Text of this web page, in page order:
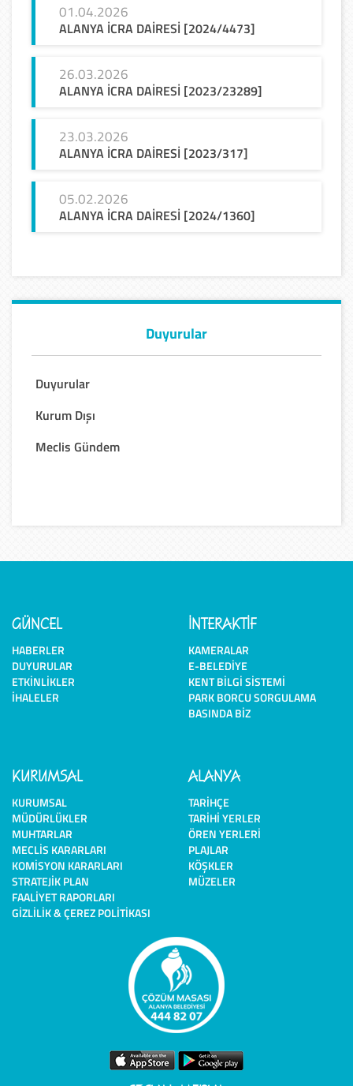
01.04.2026
ALANYA İCRA DAİRESİ [2024/4473]
26.03.2026
ALANYA İCRA DAİRESİ [2023/23289]
23.03.2026
ALANYA İCRA DAİRESİ [2023/317]
05.02.2026
ALANYA İCRA DAİRESİ [2024/1360]
Duyurular
Duyurular
Kurum Dışı
Meclis Gündem
GÜNCEL
HABERLER
DUYURULAR
ETKINLIKLER
İHALELER
İNTERAKTİF
KAMERALAR
E-BELEDIYE
KENT BILGI SISTEMI
PARK BORCU SORGULAMA
BASINDA BIZ
KURUMSAL
KURUMSAL
MÜDÜRLÜKLER
MUHTARLAR
MECLIS KARARLARI
KOMISYON KARARLARI
STRATEJIK PLAN
FAALIYET RAPORLARI
GIZLILIK & ÇEREZ POLITIKASI
ALANYA
TARIHÇE
TARIHI YERLER
ÖREN YERLERI
PLAJLAR
KÖŞKLER
MÜZELER